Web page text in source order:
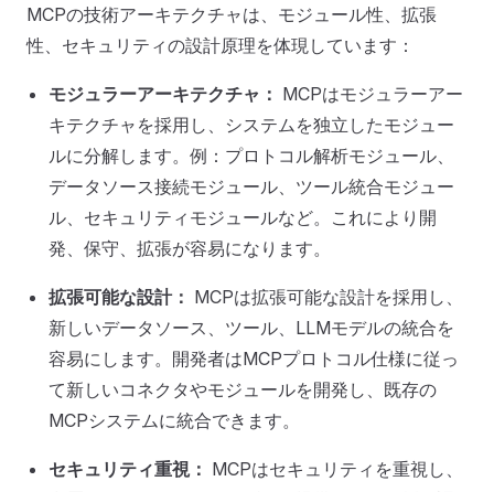
MCPの技術アーキテクチャは、モジュール性、拡張
性、セキュリティの設計原理を体現しています：
モジュラーアーキテクチャ： MCPはモジュラーアー
キテクチャを採用し、システムを独立したモジュー
ルに分解します。例：プロトコル解析モジュール、
データソース接続モジュール、ツール統合モジュー
ル、セキュリティモジュールなど。これにより開
発、保守、拡張が容易になります。
拡張可能な設計： MCPは拡張可能な設計を採用し、
新しいデータソース、ツール、LLMモデルの統合を
容易にします。開発者はMCPプロトコル仕様に従っ
て新しいコネクタやモジュールを開発し、既存の
MCPシステムに統合できます。
セキュリティ重視： MCPはセキュリティを重視し、